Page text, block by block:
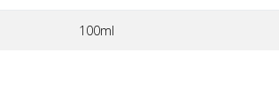
100ml